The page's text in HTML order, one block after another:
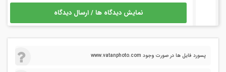
نمایش دیدگاه ها / ارسال دیدگاه
پسورد فایل ها در صورت وجود www.vatanphoto.com